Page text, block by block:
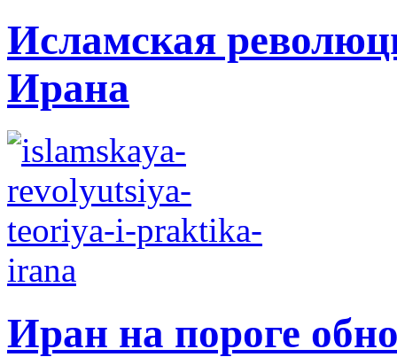
Исламская
Ирана
Иран на пороге